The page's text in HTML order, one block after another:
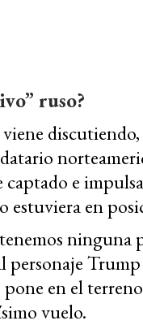
ruso?
e
estuviera en
personaje
pone en el
vuelo.